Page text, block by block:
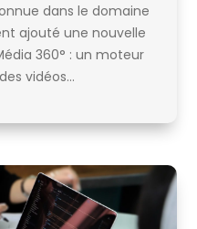
dans le domaine
ajouté une nouvelle
360° : un moteur
vidéos...